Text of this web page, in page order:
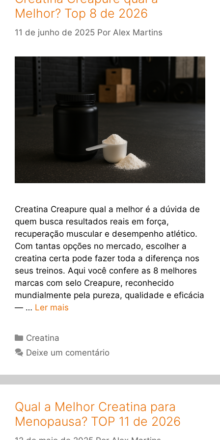
Melhor? Top 8 de 2026
11 de junho de 2025 Por Alex Martins
Creatina Creapure qual a melhor é a dúvida de
quem busca resultados reais em força,
recuperação muscular e desempenho atlético.
Com tantas opções no mercado, escolher a
creatina certa pode fazer toda a diferença nos
seus treinos. Aqui você confere as 8 melhores
marcas com selo Creapure, reconhecido
mundialmente pela pureza, qualidade e eficácia
— … Ler mais
Categorias
Creatina
Deixe um comentário
Qual a Melhor Creatina para
Menopausa? TOP 11 de 2026